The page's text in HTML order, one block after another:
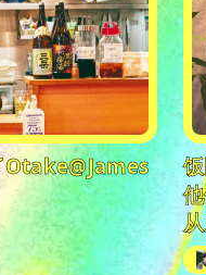
Otake@James